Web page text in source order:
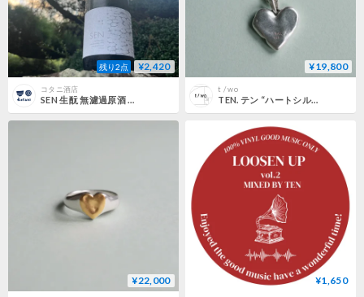
残り2点 ¥2,420
コタニ酒店
¥19,800
t / wo
TEN. テン “ハートシルフィウムネックレス”
¥22,000 ¥1,650